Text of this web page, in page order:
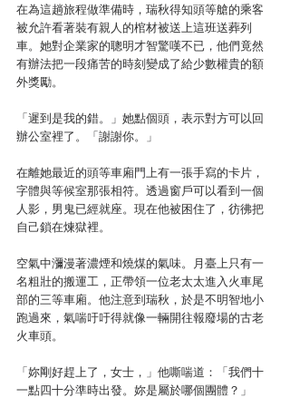
在為這趟旅程做準備時，瑞秋得知頭等艙的乘客
被允許看著裝有親人的棺材被送上這班送葬列
車。她對企業家的聰明才智驚嘆不已，他們竟然
有辦法把一段痛苦的時刻變成了給少數權貴的額
外獎勵。
「遲到是我的錯。」她點個頭，表示對方可以回
辦公室裡了。「謝謝你。」
在離她最近的頭等車廂門上有一張手寫的卡片，
字體與等候室那張相符。透過窗戶可以看到一個
人影，男鬼已經就座。現在他被困住了，彷彿把
自己鎖在煉獄裡。
空氣中瀰漫著濃煙和燒煤的氣味。月臺上只有一
名粗壯的搬運工，正帶領一位老太太進入火車尾
部的三等車廂。他注意到瑞秋，於是不明智地小
跑過來，氣喘吁吁得就像一輛開往報廢場的古老
火車頭。
「妳剛好趕上了，女士，」他嘶喘道：「我們十
一點四十分準時出發。妳是屬於哪個團體？」